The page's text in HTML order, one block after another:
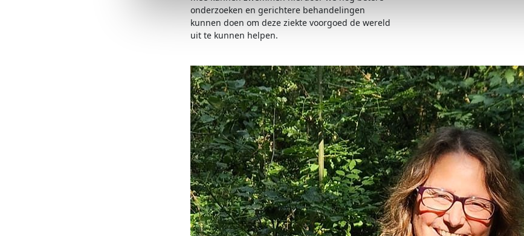
onderzoeken en gerichtere behandelingen
kunnen doen om deze ziekte voorgoed de wereld
uit te kunnen helpen.